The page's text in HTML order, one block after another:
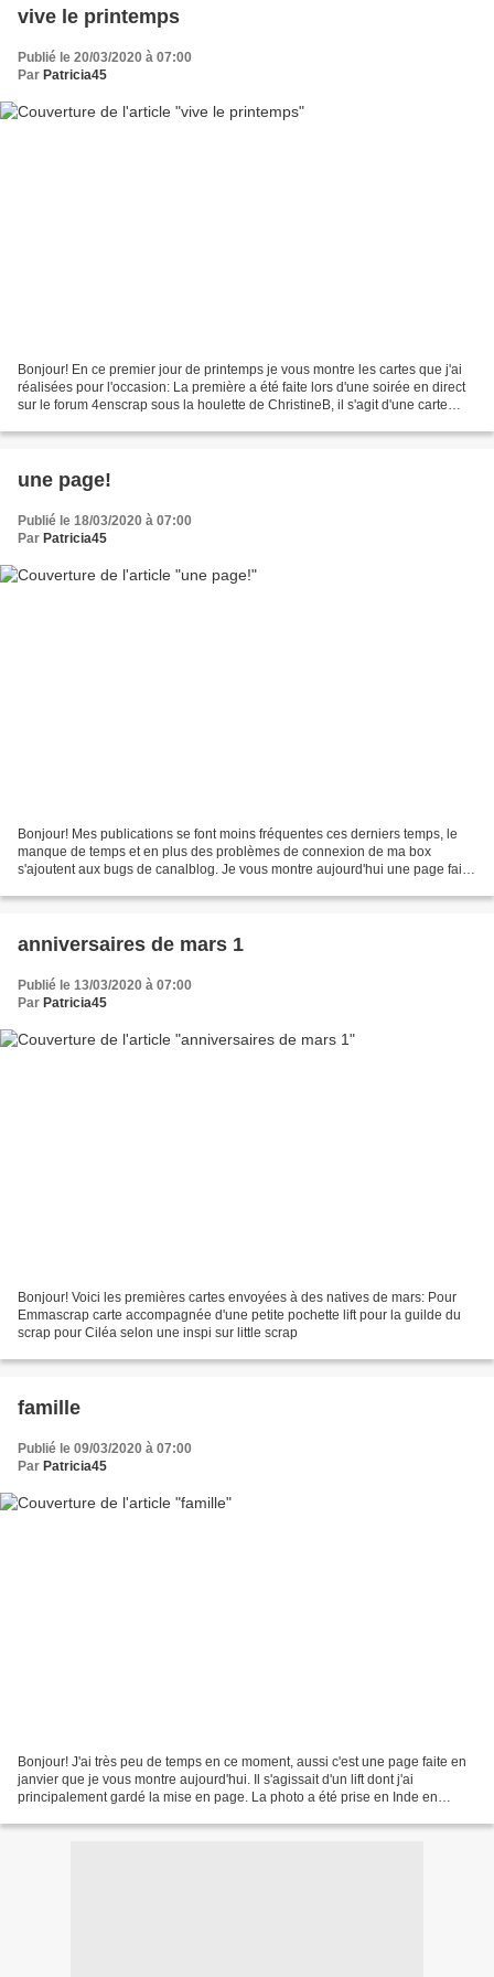
vive le printemps
Publié le 20/03/2020 à 07:00
Par Patricia45
Bonjour! En ce premier jour de printemps je vous montre les cartes que j'ai
réalisées pour l'occasion: La première a été faite lors d'une soirée en direct
sur le forum 4enscrap sous la houlette de ChristineB, il s'agit d'une carte
une page!
Publié le 18/03/2020 à 07:00
Par Patricia45
Bonjour! Mes publications se font moins fréquentes ces derniers temps, le
manque de temps et en plus des problèmes de connexion de ma box
s'ajoutent aux bugs de canalblog. Je vous montre aujourd'hui une page faite
anniversaires de mars 1
Publié le 13/03/2020 à 07:00
Par Patricia45
Bonjour! Voici les premières cartes envoyées à des natives de mars: Pour
Emmascrap carte accompagnée d'une petite pochette lift pour la guilde du
scrap pour Ciléa selon une inspi sur little scrap
famille
Publié le 09/03/2020 à 07:00
Par Patricia45
Bonjour! J'ai très peu de temps en ce moment, aussi c'est une page faite en
janvier que je vous montre aujourd'hui. Il s'agissait d'un lift dont j'ai
principalement gardé la mise en page. La photo a été prise en Inde en